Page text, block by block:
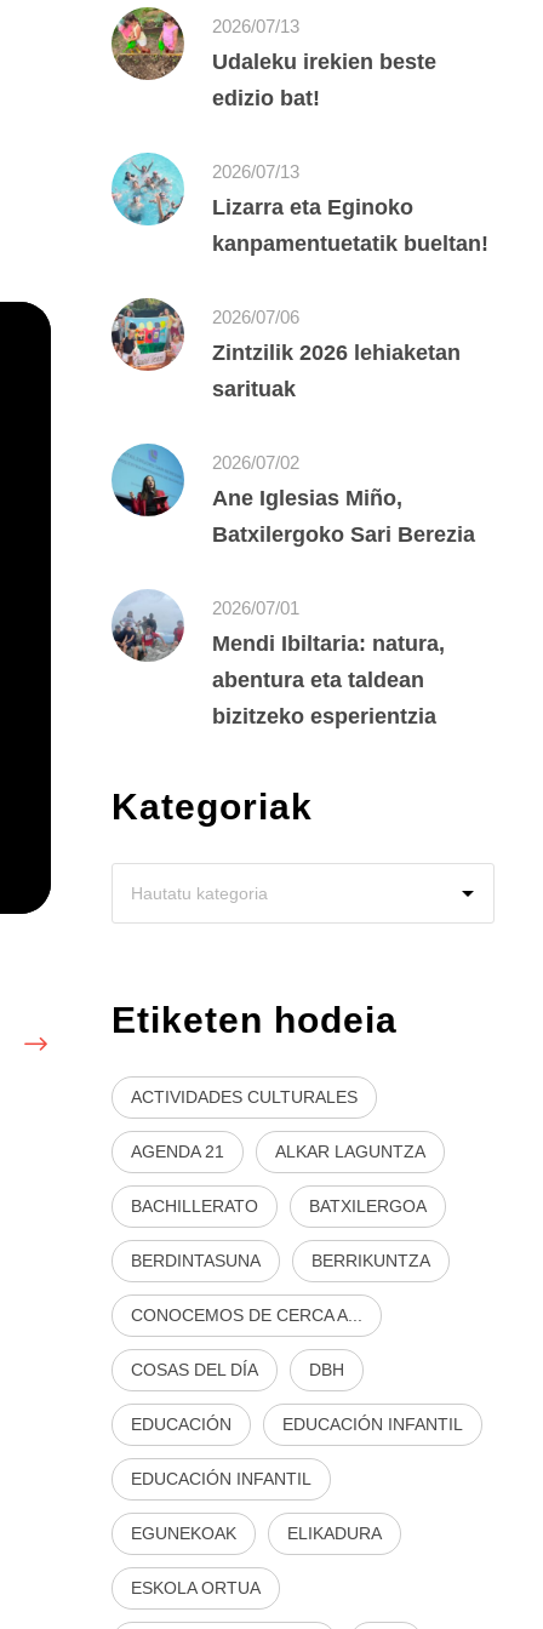
2026/07/13
Udaleku irekien beste
edizio bat!
2026/07/13
Lizarra eta Eginoko
kanpamentuetatik bueltan!
2026/07/06
Zintzilik 2026 lehiaketan
sarituak
2026/07/02
Ane Iglesias Miño,
Batxilergoko Sari Berezia
2026/07/01
Mendi Ibiltaria: natura,
abentura eta taldean
bizitzeko esperientzia
Kategoriak
Etiketen hodeia
ACTIVIDADES CULTURALES
AGENDA 21 ALKAR LAGUNTZA
BACHILLERATO BATXILERGOA
BERDINTASUNA BERRIKUNTZA
CONOCEMOS DE CERCA A...
COSAS DEL DÍA DBH
EDUCACIÓN EDUCACIÓN INFANTIL
EDUCACIÓN INFANTIL
EGUNEKOAK ELIKADURA
ESKOLA ORTUA